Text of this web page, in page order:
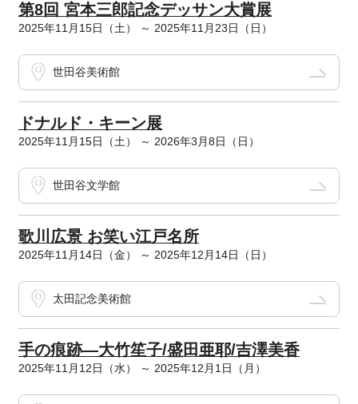
第8回 宮本三郎記念デッサン大賞展
2025年11月15日（土） ～ 2025年11月23日（日）
世田谷美術館
ドナルド・キーン展
2025年11月15日（土） ～ 2026年3月8日（日）
世田谷文学館
歌川広景 お笑い江戸名所
2025年11月14日（金） ～ 2025年12月14日（日）
太田記念美術館
手の痕跡―大竹笙子/盛田亜耶/吉澤美香
2025年11月12日（水） ～ 2025年12月1日（月）